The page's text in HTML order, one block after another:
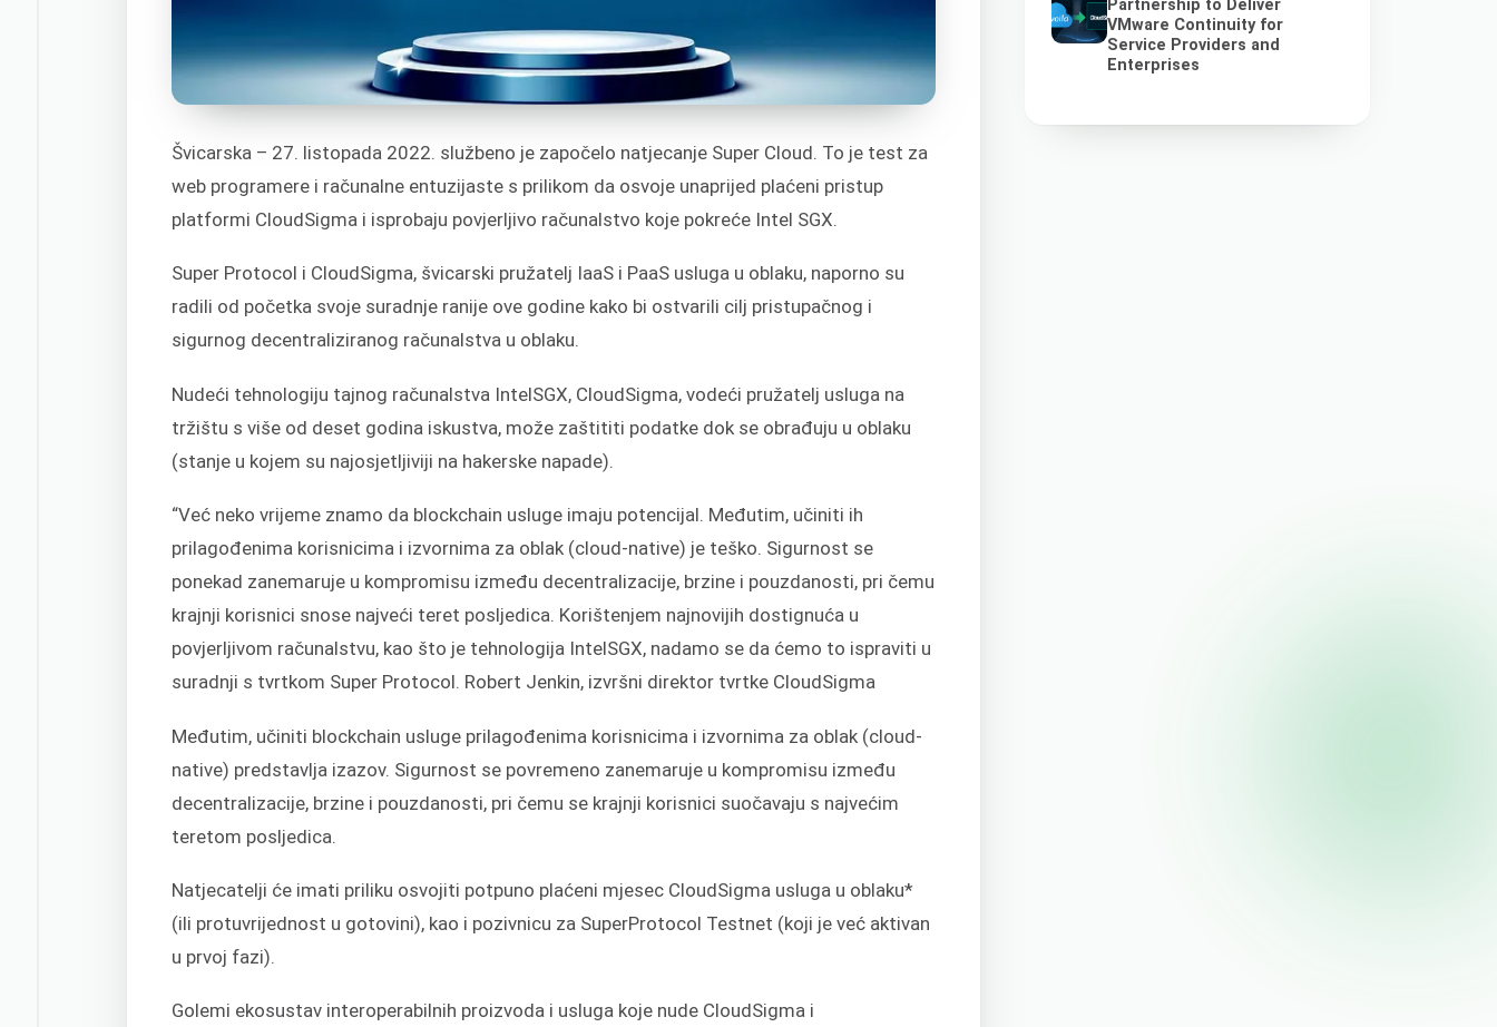
Švicarska – 27. listopada 2022. službeno je započelo natjecanje Super Cloud. To je test za
web programere i računalne entuzijaste s prilikom da osvoje unaprijed plaćeni pristup
platformi CloudSigma i isprobaju povjerljivo računalstvo koje pokreće Intel SGX.
Super Protocol i CloudSigma, švicarski pružatelj IaaS i PaaS usluga u oblaku, naporno su
radili od početka svoje suradnje ranije ove godine kako bi ostvarili cilj pristupačnog i
sigurnog decentraliziranog računalstva u oblaku.
Nudeći tehnologiju tajnog računalstva IntelSGX, CloudSigma, vodeći pružatelj usluga na
tržištu s više od deset godina iskustva, može zaštititi podatke dok se obrađuju u oblaku
(stanje u kojem su najosjetljiviji na hakerske napade).
“Već neko vrijeme znamo da blockchain usluge imaju potencijal. Međutim, učiniti ih
prilagođenima korisnicima i izvornima za oblak (cloud-native) je teško. Sigurnost se
ponekad zanemaruje u kompromisu između decentralizacije, brzine i pouzdanosti, pri čemu
krajnji korisnici snose najveći teret posljedica. Korištenjem najnovijih dostignuća u
povjerljivom računalstvu, kao što je tehnologija IntelSGX, nadamo se da ćemo to ispraviti u
suradnji s tvrtkom Super Protocol. Robert Jenkin, izvršni direktor tvrtke CloudSigma
Međutim, učiniti blockchain usluge prilagođenima korisnicima i izvornima za oblak (cloud-
native) predstavlja izazov. Sigurnost se povremeno zanemaruje u kompromisu između
decentralizacije, brzine i pouzdanosti, pri čemu se krajnji korisnici suočavaju s najvećim
teretom posljedica.
Natjecatelji će imati priliku osvojiti potpuno plaćeni mjesec CloudSigma usluga u oblaku*
(ili protuvrijednost u gotovini), kao i pozivnicu za SuperProtocol Testnet (koji je već aktivan
u prvoj fazi).
Golemi ekosustav interoperabilnih proizvoda i usluga koje nude CloudSigma i
Partnership to Deliver
VMware Continuity for
Service Providers and
Enterprises